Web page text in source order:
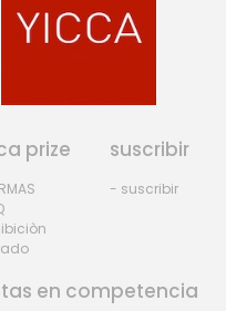
prize suscribir
- suscribir
en competencia